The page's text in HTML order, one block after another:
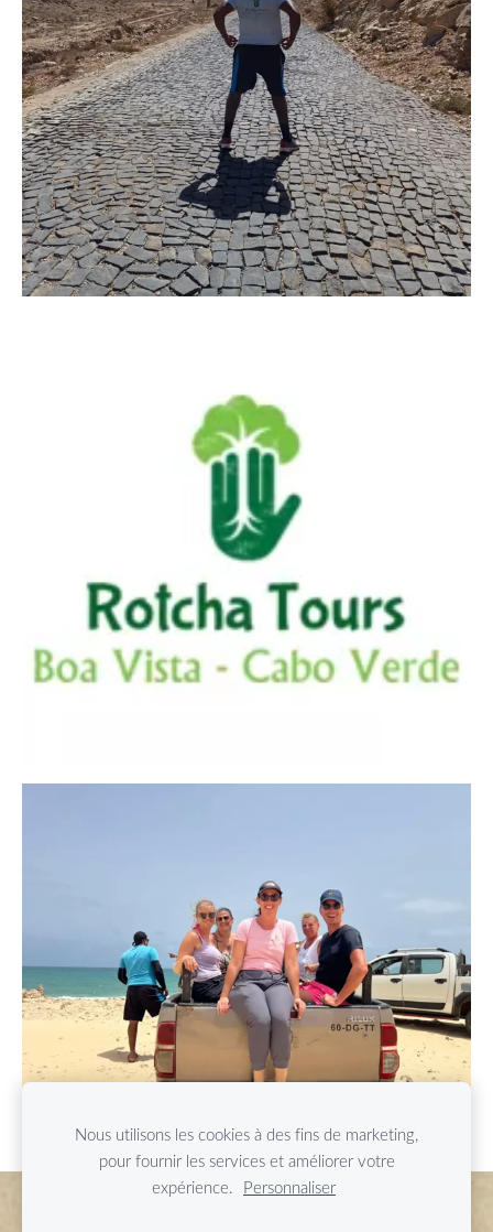
Nous utilisons les cookies à des fins de marketing,
pour fournir les services et améliorer votre
expérience. Personnaliser